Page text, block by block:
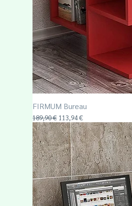
FIRMUM Bureau
Prix original
189,90 € Prix promotionnel
113,94 €